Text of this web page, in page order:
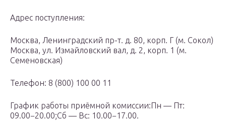
Адрес поступления:
Москва, Ленинградский пр-т. д. 80, корп. Г (м. Сокол)
Москва, ул. Измайловский вал, д. 2, корп. 1 (м.
Семеновская)
Телефон: 8 (800) 100 00 11
График работы приёмной комиссии:Пн — Пт:
09.00−20.00;Сб — Вс: 10.00−17.00.